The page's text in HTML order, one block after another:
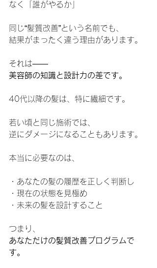
なく「誰がやるか」
同じ“髪質改善”という名前でも、
結果がまったく違う理由があります。
それは――
美容師の知識と設計力の差です。
40代以降の髪は、特に繊細です。
若い頃と同じ施術では、
逆にダメージになることもあります。
本当に必要なのは、
・あなたの髪の履歴を正しく判断し
・現在の状態を見極め
・未来の髪を設計すること
つまり、
あなただけの髪質改善プログラムで
す。